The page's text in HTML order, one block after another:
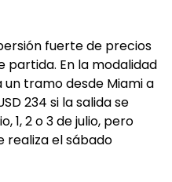
fuerte de precios
partida. En la modalidad
tramo desde Miami a
234 si la salida se
1, 2 o 3 de julio, pero
realiza el sábado